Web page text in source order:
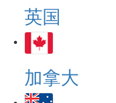
英国
加拿大